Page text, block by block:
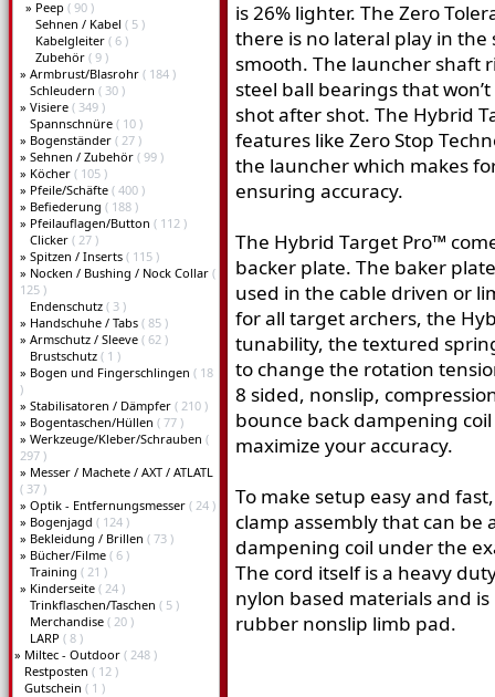
» Peep ( 90 )
Sehnen / Kabel ( 5 )
Kabelgleiter ( 6 )
Zubehör ( 9 )
» Armbrust/Blasrohr ( 184 )
Schleudern ( 30 )
» Visiere ( 349 )
Spannschnüre ( 10 )
» Bogenständer ( 27 )
» Sehnen / Zubehör ( 99 )
» Köcher ( 105 )
» Pfeile/Schäfte ( 400 )
» Befiederung ( 188 )
» Pfeilauflagen/Button ( 112 )
Clicker ( 27 )
» Spitzen / Inserts ( 115 )
» Nocken / Bushing / Nock Collar (
125 )
Endenschutz ( 3 )
» Handschuhe / Tabs ( 85 )
» Armschutz / Sleeve ( 62 )
Brustschutz ( 1 )
» Bogen und Fingerschlingen ( 18
)
» Stabilisatoren / Dämpfer ( 210 )
» Bogentaschen/Hüllen ( 77 )
» Werkzeuge/Kleber/Schrauben (
297 )
» Messer / Machete / AXT / ATLATL
( 37 )
» Optik - Entfernungsmesser ( 24 )
» Bogenjagd ( 124 )
» Bekleidung / Brillen ( 73 )
» Bücher/Filme ( 6 )
Training ( 21 )
» Kinderseite ( 24 )
Trinkflaschen/Taschen ( 5 )
Merchandise ( 20 )
LARP ( 8 )
» Miltec - Outdoor ( 248 )
Restposten ( 12 )
Gutschein ( 1 )
is 26% lighter. The Zero
there is no lateral play in
smooth. The launcher shaft
steel ball bearings that
shot after shot. The Hybrid
features like Zero Stop
the launcher which makes
ensuring accuracy.
The Hybrid Target Pro™
backer plate. The baker
used in the cable driven or
for all target archers, the
tunability, the textured
to change the rotation
8 sided, nonslip,
bounce back dampening
maximize your accuracy.
To make setup easy and
clamp assembly that can
dampening coil under the
The cord itself is a heavy
nylon based materials and
rubber nonslip limb pad.